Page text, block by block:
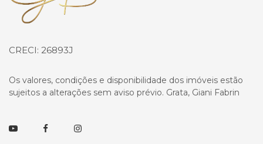
CRECI: 26893J
Os valores, condições e disponibilidade dos imóveis estão
sujeitos a alterações sem aviso prévio. Grata, Giani Fabrin
YoutubeFacebookInstagram